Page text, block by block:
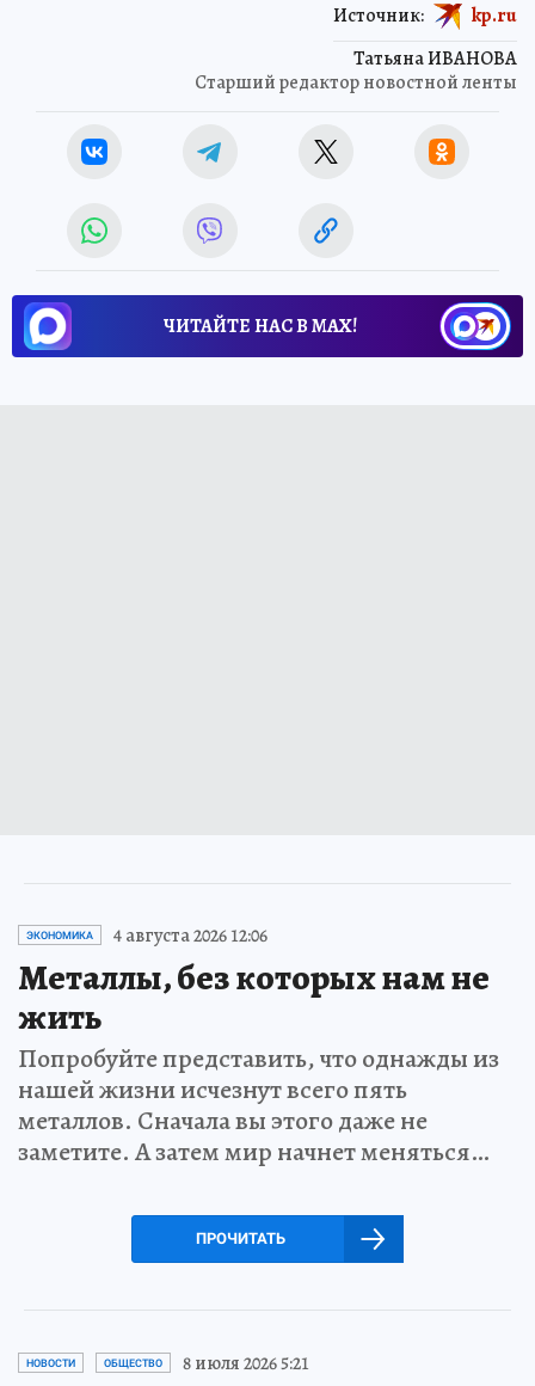
Татьяна ИВАНОВА
Старший редактор новостной ленты
Источник: kp.ru
ЧИТАЙТЕ НАС В МАХ!
ЭКОНОМИКА 4 августа 2026 12:06
Металлы, без которых нам не
жить
Попробуйте представить, что однажды из
нашей жизни исчезнут всего пять
металлов. Сначала вы этого даже не
заметите. А затем мир начнет меняться…
ПРОЧИТАТЬ
НОВОСТИ ОБЩЕСТВО 8 июля 2026 5:21